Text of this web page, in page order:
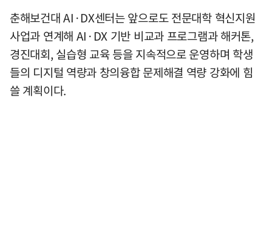
춘해보건대 AI·DX센터는 앞으로도 전문대학 혁신지원
사업과 연계해 AI·DX 기반 비교과 프로그램과 해커톤,
경진대회, 실습형 교육 등을 지속적으로 운영하며 학생
들의 디지털 역량과 창의융합 문제해결 역량 강화에 힘
쓸 계획이다.